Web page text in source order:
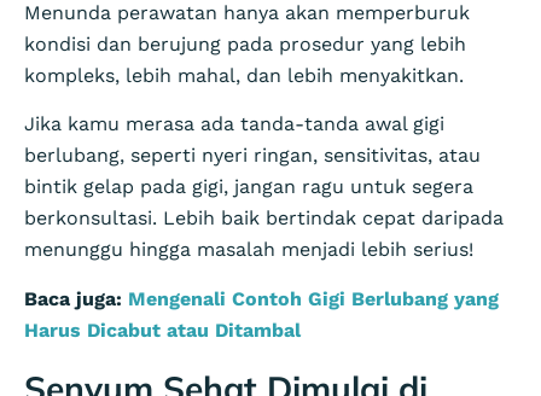
Menunda perawatan hanya akan memperburuk
kondisi dan berujung pada prosedur yang lebih
kompleks, lebih mahal, dan lebih menyakitkan.
Jika kamu merasa ada tanda-tanda awal gigi
berlubang, seperti nyeri ringan, sensitivitas, atau
bintik gelap pada gigi, jangan ragu untuk segera
berkonsultasi. Lebih baik bertindak cepat daripada
menunggu hingga masalah menjadi lebih serius!
Baca juga: Mengenali Contoh Gigi Berlubang yang
Harus Dicabut atau Ditambal